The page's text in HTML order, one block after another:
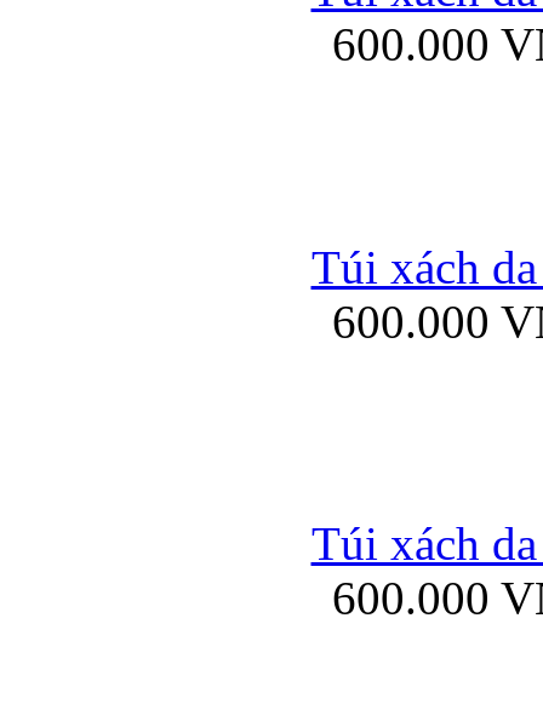
Bao da iPhone 5
600.000
Túi xách
600.000
Túi xách
600.000